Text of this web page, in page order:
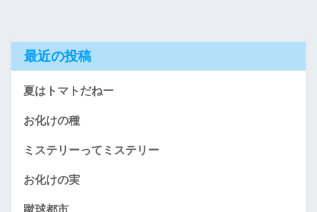
最近の投稿
夏はトマトだねー
お化けの種
ミステリーってミステリー
お化けの実
蹴球都市